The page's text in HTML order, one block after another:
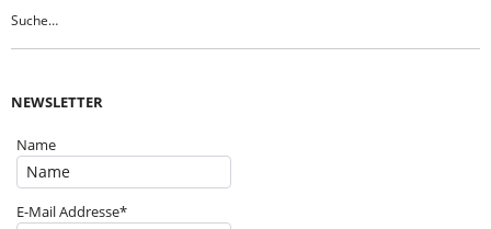
NEWSLETTER
Name
E-Mail Addresse*